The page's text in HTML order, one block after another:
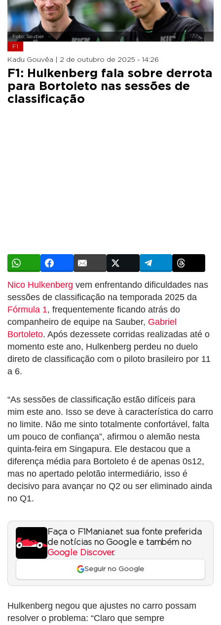
Foto: Sauber
F1
Kadu Gouvêa | 2 de outubro de 2025 - 14:26
F1: Hulkenberg fala sobre derrota
para Bortoleto nas sessões de
classificação
Nico Hulkenberg vem enfrentando dificuldades nas
sessões de classificação na temporada 2025 da
Fórmula 1, frequentemente ficando atrás do
companheiro de equipe na Sauber, Gabriel
Bortoleto. Após dezessete corridas realizadas até o
momento este ano, Hulkenberg perdeu no duelo
direto de classificação com o piloto brasileiro por 11
a 6.
“As sessões de classificação estão difíceis para
mim este ano. Isso se deve à característica do carro
no limite. Não me sinto totalmente confortável, falta
um pouco de confiança”, afirmou o alemão nesta
quinta-feira em Singapura. Ele destacou que a
diferença média para Bortoleto é de apenas 0s12,
mas no apertado pelotão intermediário, isso é
decisivo para avançar no Q2 ou ser eliminado ainda
no Q1.
Faça o F1Mania.net sua fonte preferida
de notícias no Google e também no
Google Discover.
Seguir no Google
Hulkenberg negou que ajustes no carro possam
resolver o problema: “Claro que sempre